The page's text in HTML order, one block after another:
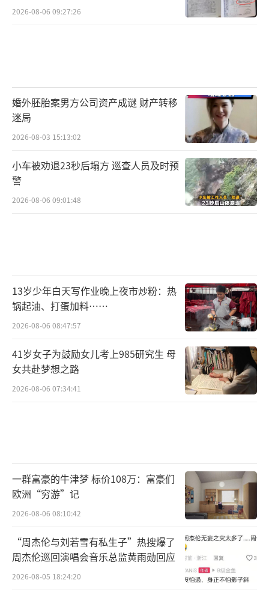
2026-08-06 09:27:26
婚外胚胎案男方公司资产成谜 财产转移
迷局
2026-08-03 15:13:02
小车被劝退23秒后塌方 巡查人员及时预
警
2026-08-06 09:01:48
13岁少年白天写作业晚上夜市炒粉：热
锅起油、打蛋加料……
2026-08-06 08:47:57
41岁女子为鼓励女儿考上985研究生 母
女共赴梦想之路
2026-08-06 07:34:41
一群富豪的牛津梦 标价108万：富豪们
欧洲“穷游”记
2026-08-06 08:10:42
“周杰伦与刘若雪有私生子”热搜爆了
周杰伦巡回演唱会音乐总监黄雨勋回应
2026-08-05 18:24:20